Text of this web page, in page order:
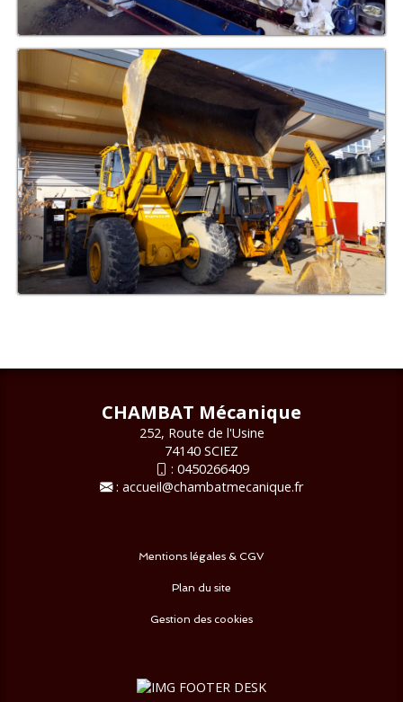
CHAMBAT Mécanique
252, Route de l'Usine
74140 SCIEZ
: 0450266409
: accueil@chambatmecanique.fr
Mentions légales & CGV
Plan du site
Gestion des cookies